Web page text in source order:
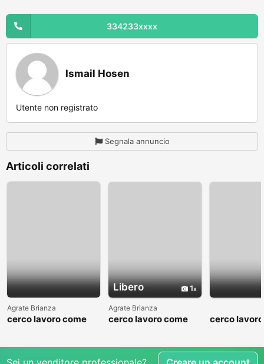
334233xxxx
Ismail Hosen
Utente non registrato
Segnala annuncio
Articoli correlati
Agrate Brianza
cerco lavoro come
Libero 1
Agrate Brianza
cerco lavoro come
cerco